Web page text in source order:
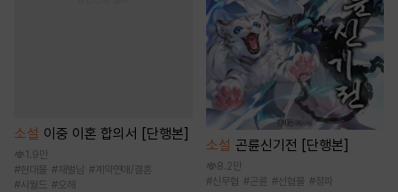
소설 이중 이혼 합의서 [단행본]
1.9만
#현대물 # 재벌남 # 계약연애/결혼
#시월드 #오해
소설 곤륜신기전 [단행본]
8.2만
#신무협 #곤륜 #선협물 #정파